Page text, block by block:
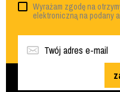
Wyrażam zgodę na
elektroniczną na podany